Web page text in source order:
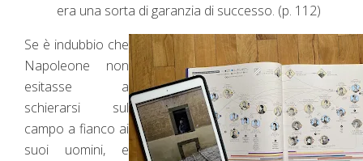
era una sorta di garanzia di successo. (p. 112)
Se è indubbio che
Napoleone non
esitasse a
schierarsi sul
campo a fianco ai
suoi uomini, e